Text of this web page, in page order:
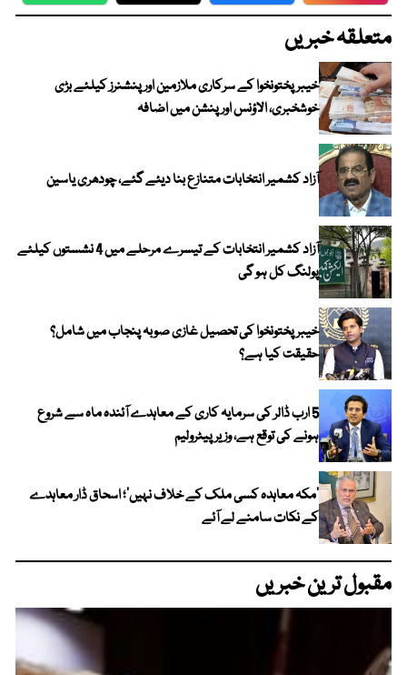
متعلقہ خبریں
خیبرپختونخوا کے سرکاری ملازمین اور پنشنرز کیلئے بڑی
خوشخبری، الاؤنس اور پنشن میں اضافہ
آزاد کشمیر انتخابات متنازع بنا دیئے گئے، چودھری یاسین
آزاد کشمیر انتخابات کے تیسرے مرحلے میں 4 نشستوں کیلئے
پولنگ کل ہو گی
خیبر پختونخوا کی تحصیل غازی صوبہ پنجاب میں شامل؟
حقیقت کیا ہے؟
5 ارب ڈالر کی سرمایہ کاری کے معاہدے آئندہ ماہ سے شروع
ہونے کی توقع ہے، وزیر پیٹرولیم
‘مکہ معاہدہ کسی ملک کے خلاف نہیں’؛ اسحاق ڈار معاہدے
کے نکات سامنے لے آئے
مقبول ترین خبریں